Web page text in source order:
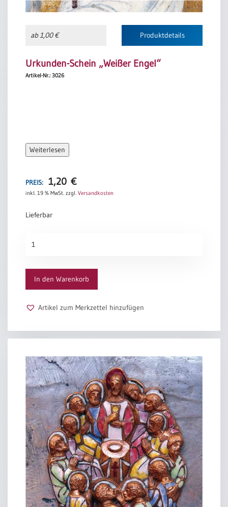
ab 1,00 € Produktdetails
Urkunden-Schein „Weißer Engel“
Artikel-Nr.: 3026
Weiterlesen
PREIS: 1,20 €
inkl. 19 % MwSt. zzgl. Versandkosten
Lieferbar
Schein
Engel“
Menge
In den Warenkorb
Artikel zum Merkzettel hinzufügen